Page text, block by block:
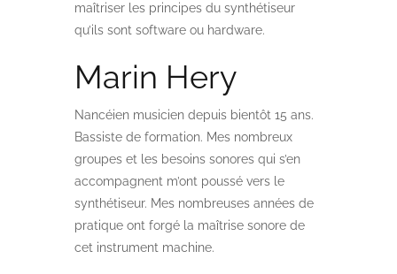
maîtriser les principes du synthétiseur
qu’ils sont software ou hardware.
Marin Hery
Nancéien musicien depuis bientôt 15 ans.
Bassiste de formation. Mes nombreux
groupes et les besoins sonores qui s’en
accompagnent m’ont poussé vers le
synthétiseur. Mes nombreuses années de
pratique ont forgé la maîtrise sonore de
cet instrument machine.